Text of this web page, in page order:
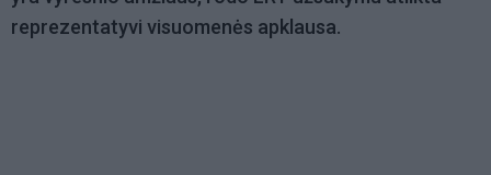
reprezentatyvi visuomenės apklausa.